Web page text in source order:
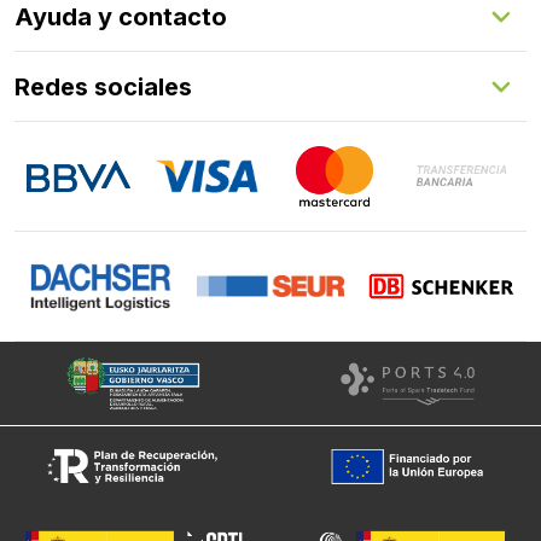
Programa de fidelización
Ayuda y contacto
FAQs
Contacto
Redes sociales
Instagram
Facebook